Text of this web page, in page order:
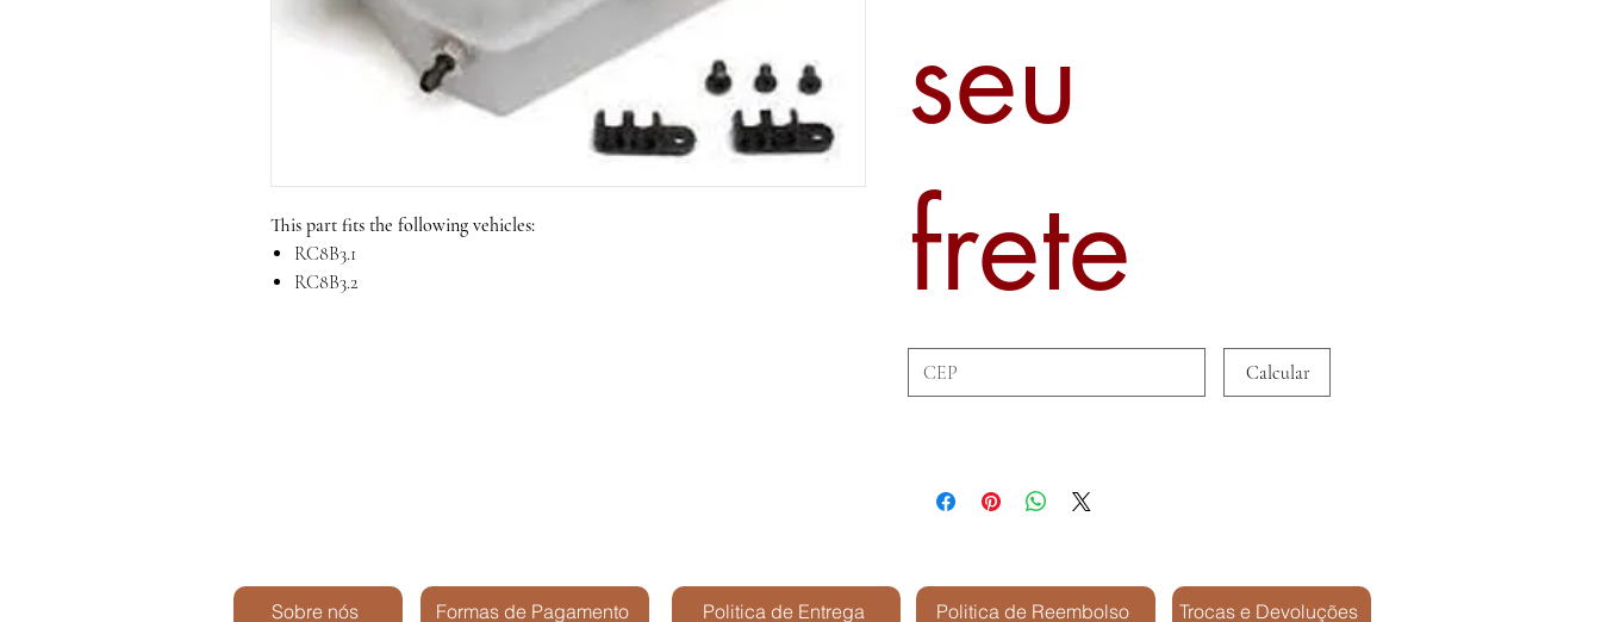
This part fits the following vehicles:
RC8B3.1
RC8B3.2
seu
frete
Calcular
Sobre nós Formas de Pagamento Politica de Entrega Politica de Reembolso Trocas e Devoluções